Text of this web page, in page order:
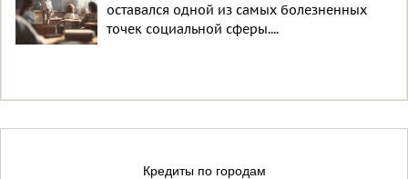
оставался одной из самых болезненных
точек социальной сферы....
Кредиты по городам